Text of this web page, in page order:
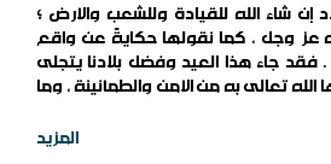
إن شاء الله للقيادة وللشعب والأرض ؛
عز وجل ، كما نقولها حكايةً عن واقع
فقد جاء هذا العيد وفضل بلادنا يتجلى
الله تعالى به من الأمن والطمأنينة ، وما
من القيام بشريعة الله تعالى دولة
المزيد